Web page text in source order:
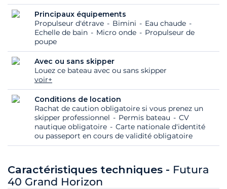
Principaux équipements
Propulseur d'étrave
Bimini
Eau chaude
Echelle de bain
Micro onde
Propulseur de
poupe
Avec ou sans skipper
Louez ce bateau avec ou sans skipper
voir+
Conditions de location
Rachat de caution obligatoire si vous prenez un
skipper professionnel
Permis bateau
CV
nautique obligatoire
Carte nationale d'identité
ou passeport en cours de validité obligatoire
Caractéristiques techniques - Futura
40 Grand Horizon